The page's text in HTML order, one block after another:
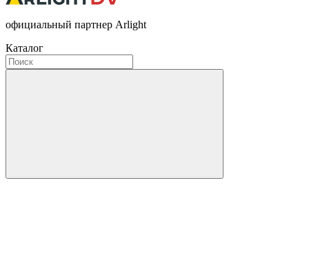
официальный партнер Arlight
Каталог